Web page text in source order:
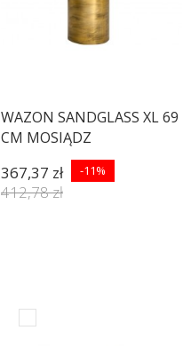
WAZON SANDGLASS XL 69
CM MOSIĄDZ
367,37 zł -11%
412,78 zł